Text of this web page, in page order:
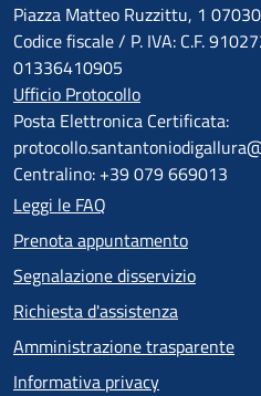
Piazza Matteo Ruzzittu, 1
Codice fiscale / P. IVA: C.F.
01336410905
Ufficio Protocollo
Posta Elettronica Certificata:
Centralino: +39 079 669013
Leggi le FAQ
Prenota appuntamento
Segnalazione disservizio
Richiesta d'assistenza
Amministrazione trasparente
Informativa privacy